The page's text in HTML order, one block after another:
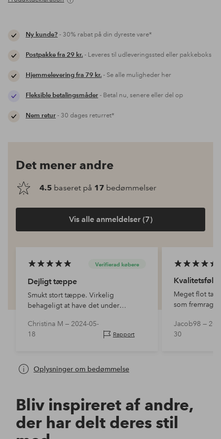
Ny kunde?- 30% rabat på din dyreste vare*
Postpakke fra 29 kr.- Leveres til udleveringssted eller pakkeboks
Hjemmelevering fra 79 kr.- Se alle muligheder her
Fleksible betalingsmåder- Betal nu, senere eller del op
Nem retur- 30 dages returret*
Det mener andre
4.5 baseret på 17 bedømmelser
Vis alle anmeldelser (7)
Verifierad købere
Dejligt tæppe
Smukt stort tæppe. Virkelig
behageligt at have det under
Christina M — 2024-05-
18
Rapport
Meget flot
som
det, naturligt
Jacob98 —
30
Oplysninger om bedømmelse
Bliv inspireret af andre,
der har delt deres stil